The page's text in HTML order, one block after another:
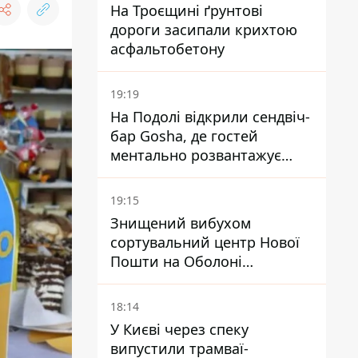
На Троєщині ґрунтові
дороги засипали крихтою
асфальтобетону
19:19
На Подолі відкрили сендвіч-
бар Gosha, де гостей
ментально розвантажує
акула
19:15
Знищений вибухом
сортувальний центр Нової
Пошти на Оболоні
запрацював - видають
посилки
18:14
У Києві через спеку
випустили трамваї-